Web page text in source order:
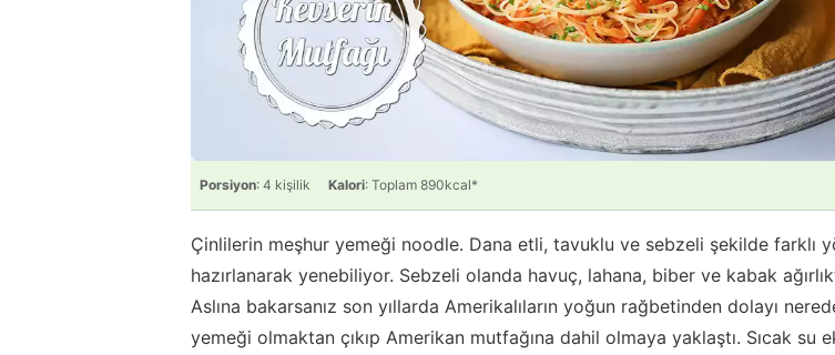
Porsiyon: 4 kişilik Kalori: Toplam 890kcal*
Çinlilerin meşhur yemeği noodle. Dana etli, tavuklu ve sebzeli şekilde farklı
hazırlanarak yenebiliyor. Sebzeli olanda havuç, lahana, biber ve kabak
Aslına bakarsanız son yıllarda Amerikalıların yoğun rağbetinden dolayı
yemeği olmaktan çıkıp Amerikan mutfağına dahil olmaya yaklaştı. Sıcak su